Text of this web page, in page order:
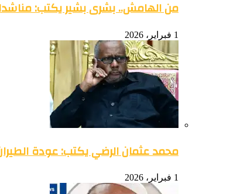
من الهامش.. بشرى بشير يكتب:
1 فبراير، 2026
محمد عثمان الرضي يكتب: عودة
1 فبراير، 2026